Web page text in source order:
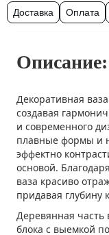
Доставка Оплата
Описание:
Декоративная
создавая
и современного
плавные формы и
эффектно
основой.
ваза красиво
придавая глубину
Деревянная часть
блока с выемкой